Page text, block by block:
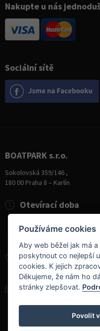
Sociální sítě
Nakupte u nás
BOATPARK s.r.o.
Sokolovská 359/146 ,
180 00 Praha 8 – Karlín
+420 284 826 787
+420 604 728 042
info@boatpark.cz
Otevírací doba
Úterý - Pátek
10:00 - 19:00
Sobota
9:00 -
Používáme cookies
Aby web běžel jak má
poskytnout co nejlepší
cookies. K jejich
Děkujeme, že nám ho
stránky zlepšovat.
Povolit